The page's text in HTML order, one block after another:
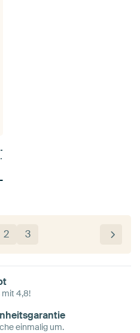
2 3
mit 4,8!
einmalig um.